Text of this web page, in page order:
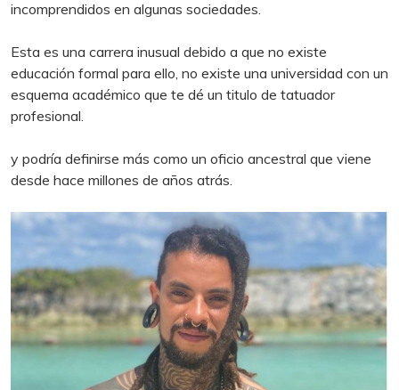
incomprendidos en algunas sociedades.
Esta es una carrera inusual debido a que no existe
educación formal para ello, no existe una universidad con un
esquema académico que te dé un titulo de tatuador
profesional.
y podría definirse más como un oficio ancestral que viene
desde hace millones de años atrás.